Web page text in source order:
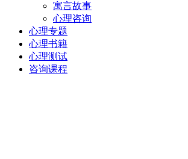
寓言故事
心理咨询
心理专题
心理书籍
心理测试
咨询课程